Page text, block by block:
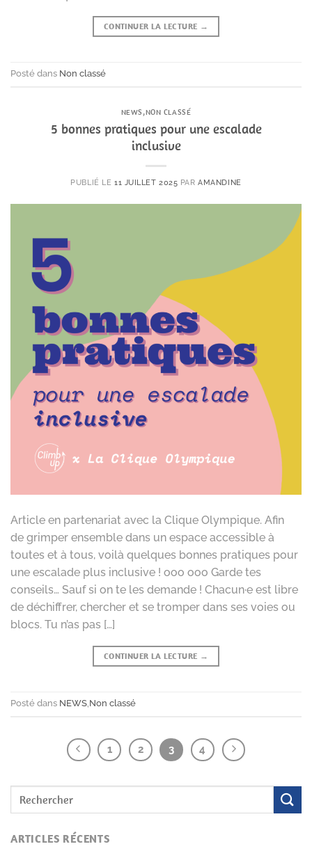
CONTINUER LA LECTURE →
Posté dans Non classé
NEWS ,NON CLASSÉ
5 bonnes pratiques pour une escalade
inclusive
PUBLIÉ LE 11 JUILLET 2025 PARAMANDINE
Article en partenariat avec la Clique Olympique. Afin
de grimper ensemble dans un espace accessible à
toutes et à tous, voilà quelques bonnes pratiques pour
une escalade plus inclusive ! ooo ooo Garde tes
conseils… Sauf si on te les demande ! Chacun·e est libre
de déchiffrer, chercher et se tromper dans ses voies ou
blocs. Tu n’as pas […]
CONTINUER LA LECTURE →
Posté dans NEWS Non classé
1 2 3 4
ARTICLES RÉCENTS